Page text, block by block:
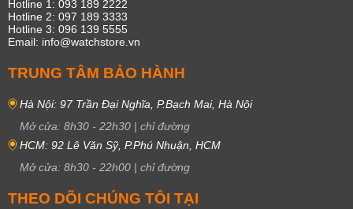
Hotline 1: 093 189 2222
Hotline 2: 097 189 3333
Hotline 3: 096 139 5555
Email: info@watchstore.vn
TRUNG TÂM BẢO HÀNH
Hà Nội: 97 Trần Đại Nghĩa, P.Bạch Mai, Hà Nội
Mở cửa: 8h30 - 22h30 | chỉ đường
HCM: 92 Lê Văn Sỹ, P.Phú Nhuận, HCM
Mở cửa: 8h30 - 22h00 | chỉ đường
THEO DÕI CHÚNG TÔI TẠI